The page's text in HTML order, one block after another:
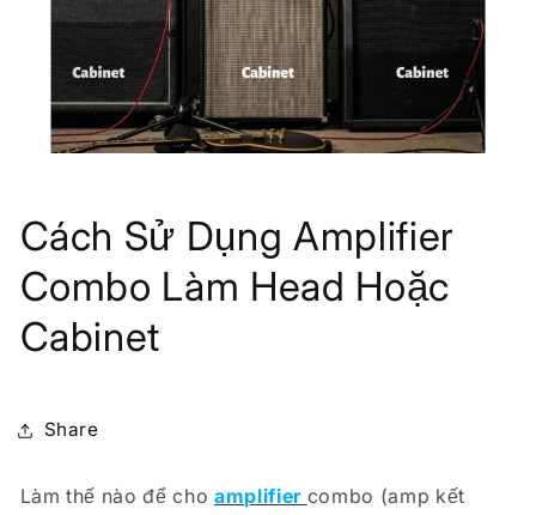
Cách Sử Dụng Amplifier
Combo Làm Head Hoặc
Cabinet
Share
Làm thế nào để choamplifier combo (amp kết